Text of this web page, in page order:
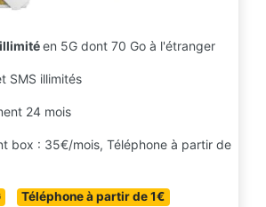
en 5G dont 70 Go à l'étranger
SMS illimités
24 mois
box : 35€/mois, Téléphone à partir de
Téléphone à partir de 1€